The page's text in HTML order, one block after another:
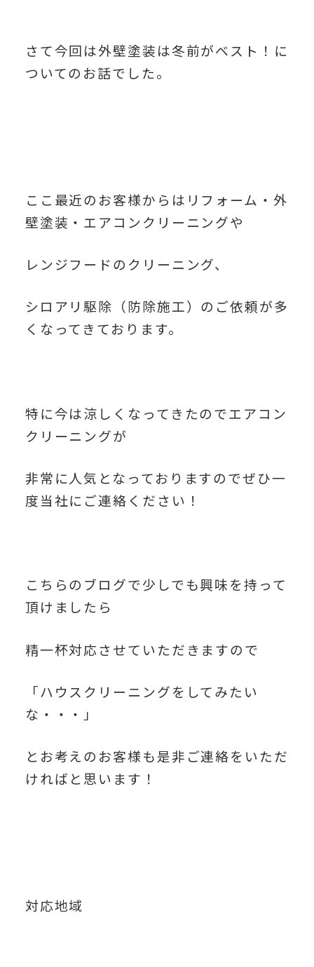
さて今回は外壁塗装は冬前がベスト！に
ついてのお話でした。
ここ最近のお客様からはリフォーム・外
壁塗装・エアコンクリーニングや
レンジフードのクリーニング、
シロアリ駆除（防除施工）のご依頼が多
くなってきております。
特に今は涼しくなってきたのでエアコン
クリーニングが
非常に人気となっておりますのでぜひ一
度当社にご連絡ください！
こちらのブログで少しでも興味を持って
頂けましたら
精一杯対応させていただきますので
「ハウスクリーニングをしてみたい
な・・・」
とお考えのお客様も是非ご連絡をいただ
ければと思います！
対応地域